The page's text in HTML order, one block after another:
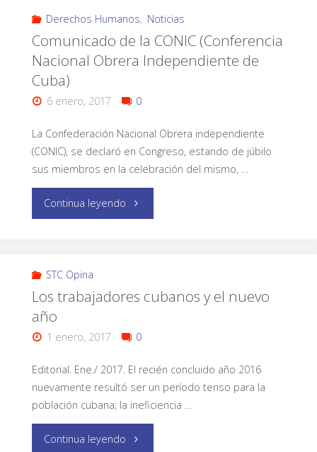
Derechos Humanos, Noticias
Comunicado de la CONIC (Conferencia
Nacional Obrera Independiente de
Cuba)
6 enero, 2017 0
La Confederación Nacional Obrera independiente
(CONIC), se declaró en Congreso, estando de júbilo
sus miembros en la celebración del mismo, …
Continua leyendo
STC Opina
Los trabajadores cubanos y el nuevo
año
1 enero, 2017 0
Editorial. Ene./ 2017. El recién concluido año 2016
nuevamente resultó ser un período tenso para la
población cubana; la ineficiencia …
Continua leyendo